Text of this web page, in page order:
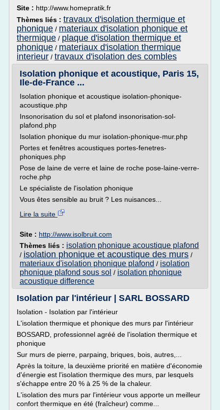
Site : http://www.homepratik.fr
Thèmes liés : travaux d'isolation thermique et
phonique / materiaux d'isolation phonique et
thermique / plaque d'isolation thermique et
phonique / materiaux d'isolation thermique
interieur / travaux d'isolation des combles
Isolation phonique et acoustique, Paris 15,
Ile-de-France ...
Isolation phonique et acoustique isolation-phonique-
acoustique.php
Insonorisation du sol et plafond insonorisation-sol-
plafond.php
Isolation phonique du mur isolation-phonique-mur.php
Portes et fenêtres acoustiques portes-fenetres-
phoniques.php
Pose de laine de verre et laine de roche pose-laine-verre-
roche.php
Le spécialiste de l'isolation phonique
Vous êtes sensible au bruit ? Les nuisances...
Lire la suite
Site : http://www.isolbruit.com
Thèmes liés : isolation phonique acoustique plafond
/ isolation phonique et acoustique des murs /
materiaux d'isolation phonique plafond / isolation
phonique plafond sous sol / isolation phonique
acoustique difference
Isolation par l'intérieur | SARL BOSSARD
Isolation - Isolation par l'intérieur
L'isolation thermique et phonique des murs par l'intérieur
BOSSARD, professionnel agréé de l'isolation thermique et
phonique
Sur murs de pierre, parpaing, briques, bois, autres,...
Après la toiture, la deuxième priorité en matière d'économie
d'énergie est l'isolation thermique des murs, par lesquels
s'échappe entre 20 % à 25 % de la chaleur.
L'isolation des murs par l'intérieur vous apporte un meilleur
confort thermique en été (fraîcheur) comme...